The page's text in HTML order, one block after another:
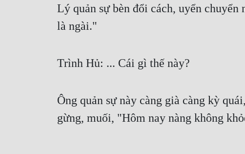
Lý quản sự bèn đổi cách, uyển
là ngài."
Trình Hủ: ... Cái gì thế này?
Ông quản sự này càng già càng kỳ
gừng, muối, "Hôm nay nàng không